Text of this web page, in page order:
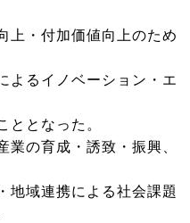
上・付加価値向上のため
よるイノベーション・エ
ととなった。
業の育成・誘致・振興、
地域連携による社会課題